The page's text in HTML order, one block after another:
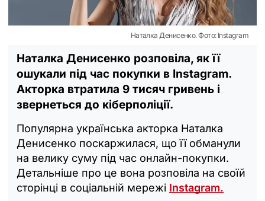
Наталка Денисенко. Фото: Instagram
Наталка Денисенко розповіла, як її
ошукали під час покупки в Instagram.
Акторка втратила 9 тисяч гривень і
звернеться до кіберполіції.
Популярна українська акторка Наталка
Денисенко поскаржилася, що її обманули
на велику суму під час онлайн-покупки.
Детальніше про це вона розповіла на своїй
сторінці в соціальній мережі Instagram.